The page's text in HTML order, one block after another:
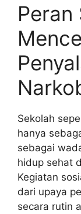
Peran
Sekolah
hanya
sebagai
hidup sehat
Kegiatan
dari upaya
secara rutin